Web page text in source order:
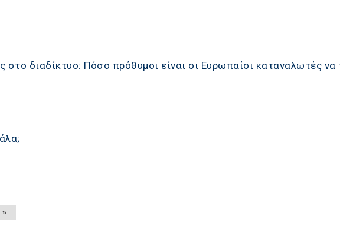
στο διαδίκτυο: Πόσο πρόθυμοι είναι οι Ευρωπαίοι καταναλωτές να
»